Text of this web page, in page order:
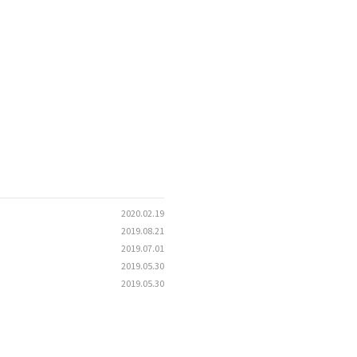
2020.02.19
2019.08.21
2019.07.01
2019.05.30
2019.05.30